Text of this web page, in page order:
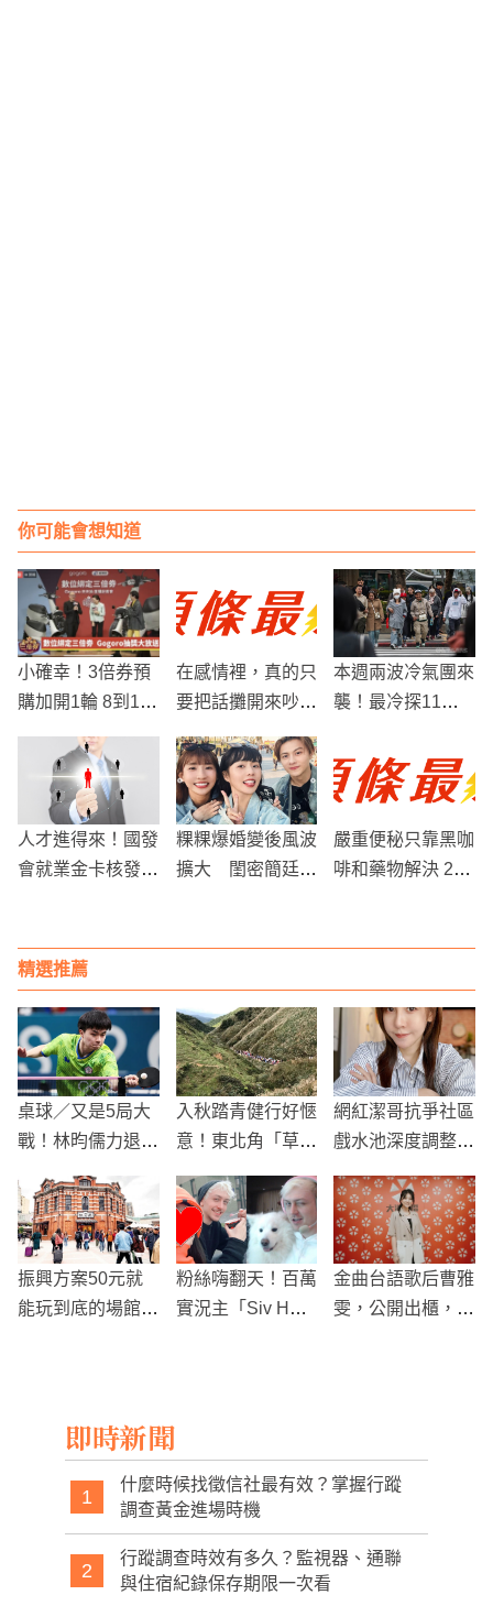
你可能會想知道
小確幸！3倍券預
購加開1輪 8到12
商購買
在感情裡，真的只
要把話攤開來吵，
答案嗎？
本週兩波冷氣團來
襲！最冷探11
雪
人才進得來！國發
會就業金卡核發突
粿粿爆婚變後風波
擴大 閨密簡廷芮
嚴重便秘只靠黑咖
啡和藥物解決 21
精選推薦
桌球／又是5局大
戰！林昀儒力退地
強
入秋踏青健行好愜
意！東北角「草嶺
花、泡好湯
網紅潔哥抗爭社區
戲水池深度調整，
水樂趣
振興方案50元就
能玩到底的場館
粉絲嗨翻天！百萬
實況主「Siv H
金曲台語歌后曹雅
雯，公開出櫃，認
即時新聞
1
什麼時候找徵信社最有效？掌握行蹤
調查黃金進場時機
2
行蹤調查時效有多久？監視器、通聯
與住宿紀錄保存期限一次看